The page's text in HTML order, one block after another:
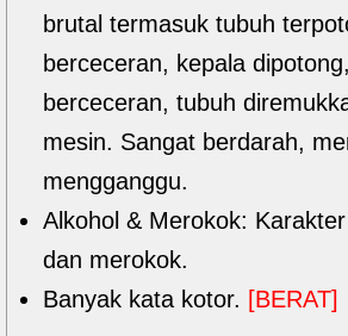
brutal termasuk tubuh
berceceran, kepala
berceceran, tubuh
mesin. Sangat berdarah,
mengganggu.
Alkohol & Merokok:
dan merokok.
Banyak kata kotor. [BERAT]